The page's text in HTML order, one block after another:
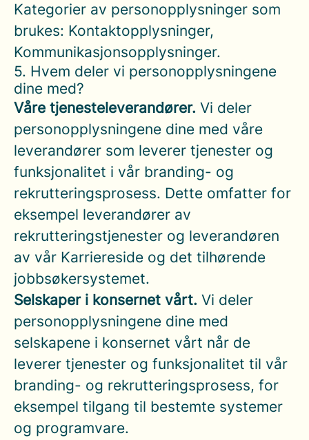
Kategorier av personopplysninger som
brukes: Kontaktopplysninger,
Kommunikasjonsopplysninger.
5. Hvem deler vi personopplysningene
dine med?
Våre tjenesteleverandører. Vi deler
personopplysningene dine med våre
leverandører som leverer tjenester og
funksjonalitet i vår branding- og
rekrutteringsprosess. Dette omfatter for
eksempel leverandører av
rekrutteringstjenester og leverandøren
av vår Karriereside og det tilhørende
jobbsøkersystemet.
Selskaper i konsernet vårt. Vi deler
personopplysningene dine med
selskapene i konsernet vårt når de
leverer tjenester og funksjonalitet til vår
branding- og rekrutteringsprosess, for
eksempel tilgang til bestemte systemer
og programvare.